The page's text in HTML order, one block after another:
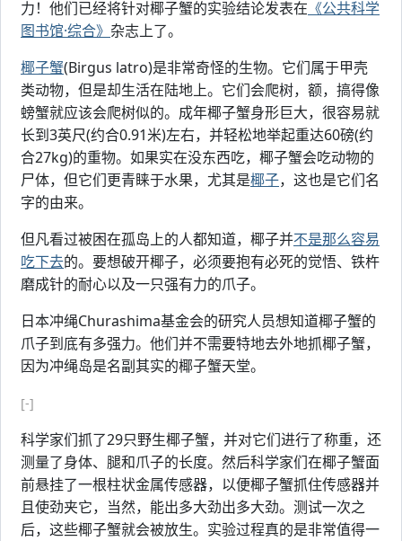
力！他们已经将针对椰子蟹的实验结论发表在 《公共科学
图书馆·综合》 杂志上了。
椰子蟹(Birgus latro)是非常奇怪的生物。它们属于甲壳
类动物，但是却生活在陆地上。它们会爬树，额，搞得像
螃蟹就应该会爬树似的。成年椰子蟹身形巨大，很容易就
长到3英尺(约合0.91米)左右，并轻松地举起重达60磅(约
合27kg)的重物。如果实在没东西吃，椰子蟹会吃动物的
尸体，但它们更青睐于水果，尤其是椰子，这也是它们名
字的由来。
但凡看过被困在孤岛上的人都知道，椰子并不是那么容易
吃下去的。要想破开椰子，必须要抱有必死的觉悟、铁杵
磨成针的耐心以及一只强有力的爪子。
日本冲绳Churashima基金会的研究人员想知道椰子蟹的
爪子到底有多强力。他们并不需要特地去外地抓椰子蟹，
因为冲绳岛是名副其实的椰子蟹天堂。
[-]
科学家们抓了29只野生椰子蟹，并对它们进行了称重，还
测量了身体、腿和爪子的长度。然后科学家们在椰子蟹面
前悬挂了一根柱状金属传感器，以便椰子蟹抓住传感器并
且使劲夹它，当然，能出多大劲出多大劲。测试一次之
后，这些椰子蟹就会被放生。实验过程真的是非常值得一